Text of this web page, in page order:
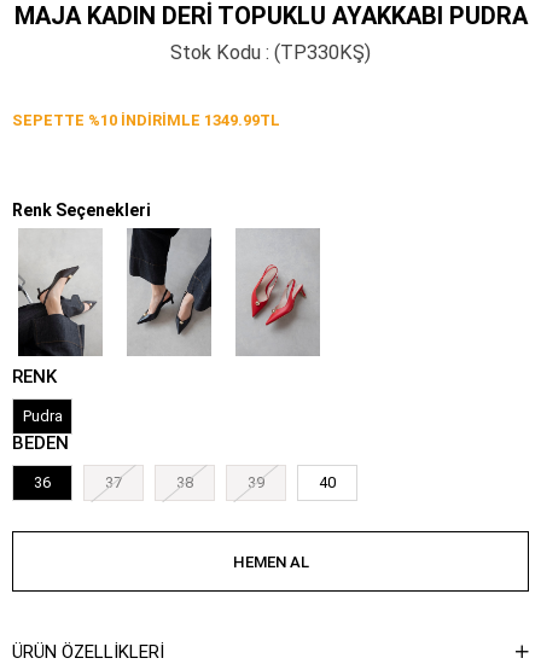
MAJA KADIN DERI TOPUKLU AYAKKABI PUDRA
Stok Kodu (TP330KŞ)
SEPETTE %10 İNDİRİMLE 1349.99TL
Renk Seçenekleri
RENK
Pudra
BEDEN
36 37 38 39 40
ÜRÜN ÖZELLIKLERI